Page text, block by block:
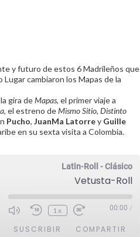
y futuro de estos 6 Madrileños que
cambiaron los Mapas de la
gira deMapas, el primer viaje a
, el estreno deMismo Sitio, Distinto
Pucho, JuanMa Latorrey Guille
en su sexta visita a Colombia.
Latin-Roll - Clásico
Vetusta-Roll
1x 00:00 /
SUSCRIBIR COMPARTIR